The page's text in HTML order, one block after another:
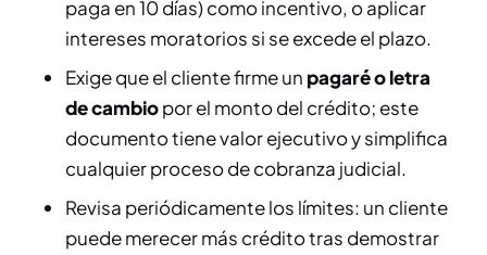
paga en 10 días) como incentivo, o aplicar
intereses moratorios si se excede el plazo.
Exige que el cliente firme un pagaré o letra
de cambiopor el monto del crédito; este
documento tiene valor ejecutivo y simplifica
cualquier proceso de cobranza judicial.
Revisa periódicamente los límites: un cliente
puede merecer más crédito tras demostrar